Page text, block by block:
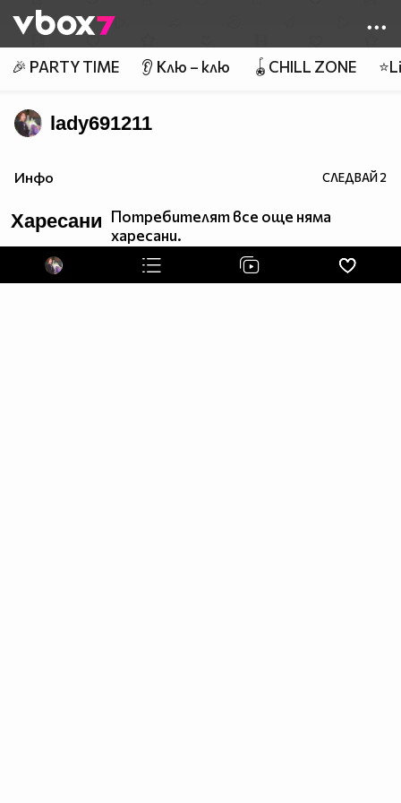
👾
🎉 PARTY TIME 👂 Клю – клю 🪀CHILL ZONE
lady691211
Инфо СЛЕДВАЙ2
Харесани Потребителят все още няма
харесани.